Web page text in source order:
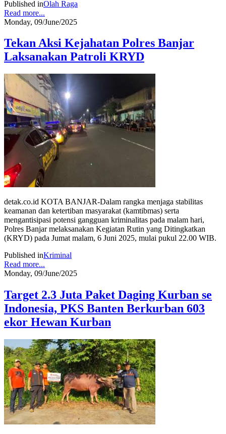
Published inOlah Raga
Read more...
Monday, 09/June/2025
Tekan Aksi Kejahatan Polres Banjar
Laksanakan Patroli KRYD
detak.co.id KOTA BANJAR-Dalam rangka menjaga stabilitas
keamanan dan ketertiban masyarakat (kamtibmas) serta
mengantisipasi potensi gangguan kriminalitas pada malam hari,
Polres Banjar melaksanakan Kegiatan Rutin yang Ditingkatkan
(KRYD) pada Jumat malam, 6 Juni 2025, mulai pukul 22.00 WIB.
Published inKriminal
Read more...
Monday, 09/June/2025
Target 2.3 Juta Paket Daging Kurban se
Indonesia, PKS Banten Berkurban 603
ekor Hewan Kurban